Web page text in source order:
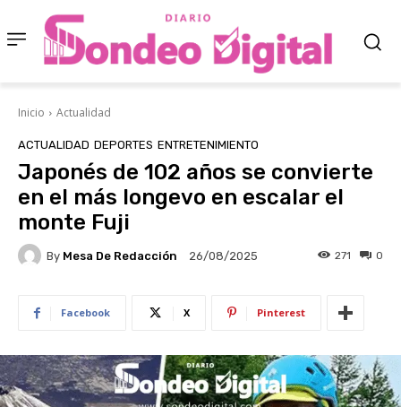
Inicio Actualidad
ACTUALIDAD DEPORTES ENTRETENIMIENTO
Japonés de 102 años se convierte
en el más longevo en escalar el
monte Fuji
By Mesa De Redacción 26/08/2025 0
271
Facebook X Pinterest